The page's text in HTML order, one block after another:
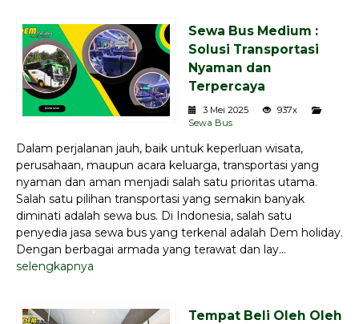
Sewa Bus Medium :
Solusi Transportasi
Nyaman dan
Terpercaya
3 Mei 2025
937x
Sewa Bus
Dalam perjalanan jauh, baik untuk keperluan wisata,
perusahaan, maupun acara keluarga, transportasi yang
nyaman dan aman menjadi salah satu prioritas utama.
Salah satu pilihan transportasi yang semakin banyak
diminati adalah sewa bus. Di Indonesia, salah satu
penyedia jasa sewa bus yang terkenal adalah Dem holiday.
Dengan berbagai armada yang terawat dan lay...
selengkapnya
Tempat Beli Oleh Oleh